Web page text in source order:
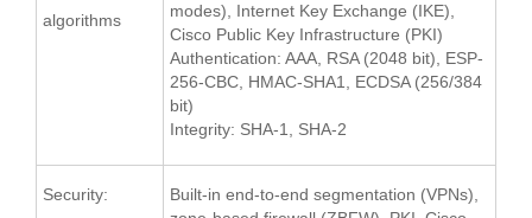
algorithms
modes), Internet Key Exchange (IKE),
Cisco Public Key Infrastructure (PKI)
Authentication: AAA, RSA (2048 bit), ESP-
256-CBC, HMAC-SHA1, ECDSA (256/384
bit)
Integrity: SHA-1, SHA-2
Security:
Built-in end-to-end segmentation (VPNs),